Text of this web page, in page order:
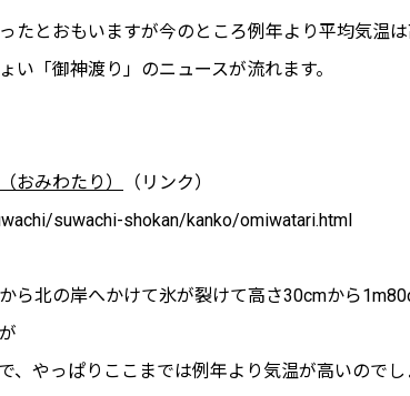
たとおもいますが今のところ例年より平均気温
「御神渡り」のニュースが流れます。
おみわたり）
（リンク）
suwachi-shokan/kanko/omiwatari.html
ら北の岸へかけて氷が裂けて高さ30cmから
、やっぱりここまでは例年より気温が高いのでし